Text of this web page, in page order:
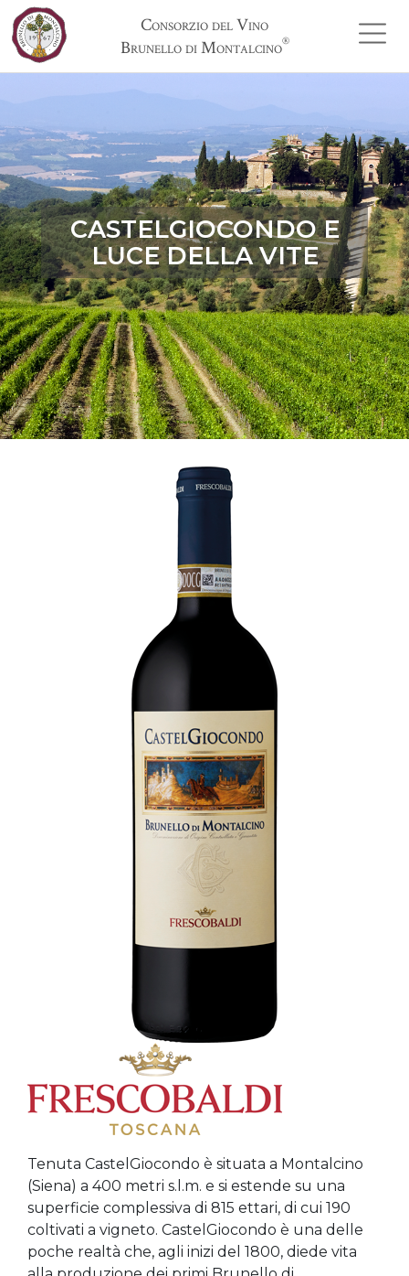
Consorzio del Vino
Brunello di Montalcino®
CASTELGIOCONDO E
LUCE DELLA VITE
Tenuta CastelGiocondo è situata a Montalcino
(Siena) a 400 metri s.l.m. e si estende su una
superficie complessiva di 815 ettari, di cui 190
coltivati a vigneto. CastelGiocondo è una delle
poche realtà che, agli inizi del 1800, diede vita